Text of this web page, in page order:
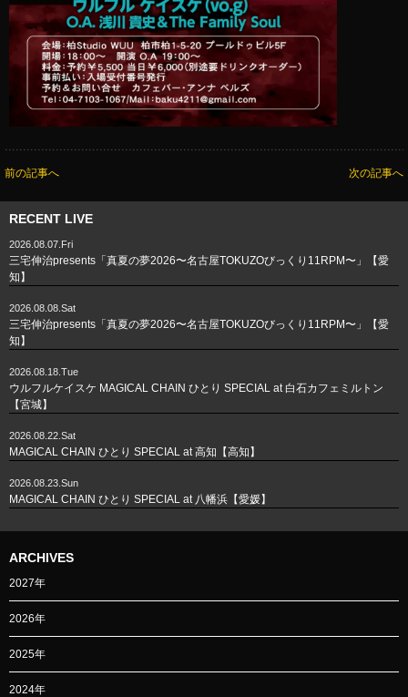
前の記事へ 次の記事へ
RECENT LIVE
2026.08.07.Fri
三宅伸治presents「真夏の夢2026〜名古屋TOKUZOびっくり11RPM〜」【愛
知】
2026.08.08.Sat
三宅伸治presents「真夏の夢2026〜名古屋TOKUZOびっくり11RPM〜」【愛
知】
2026.08.18.Tue
ウルフルケイスケ MAGICAL CHAIN ひとり SPECIAL at 白石カフェミルトン
【宮城】
2026.08.22.Sat
MAGICAL CHAIN ひとり SPECIAL at 高知【高知】
2026.08.23.Sun
MAGICAL CHAIN ひとり SPECIAL at 八幡浜【愛媛】
ARCHIVES
2027年
2026年
2025年
2024年